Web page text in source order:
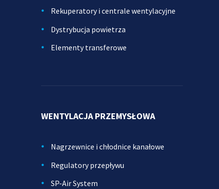
Rekuperatory i centrale wentylacyjne
Dystrybucja powietrza
Elementy transferowe
WENTYLACJA PRZEMYSŁOWA
Nagrzewnice i chłodnice kanałowe
Regulatory przepływu
SP-Air System